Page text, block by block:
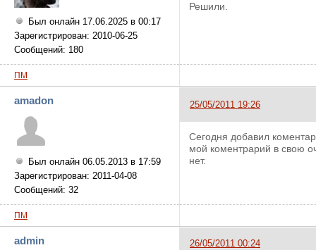
Был онлайн 17.06.2025 в 00:17
Зарегистрирован: 2010-06-25
Сообщений: 180
Решили.
ПМ
amadon
Был онлайн 06.05.2013 в 17:59
Зарегистрирован: 2011-04-08
Сообщений: 32
25/05/2011 19:26
Сегодня добавил
мой коментрарий в свою
нет.
ПМ
admin 26/05/2011 00:24